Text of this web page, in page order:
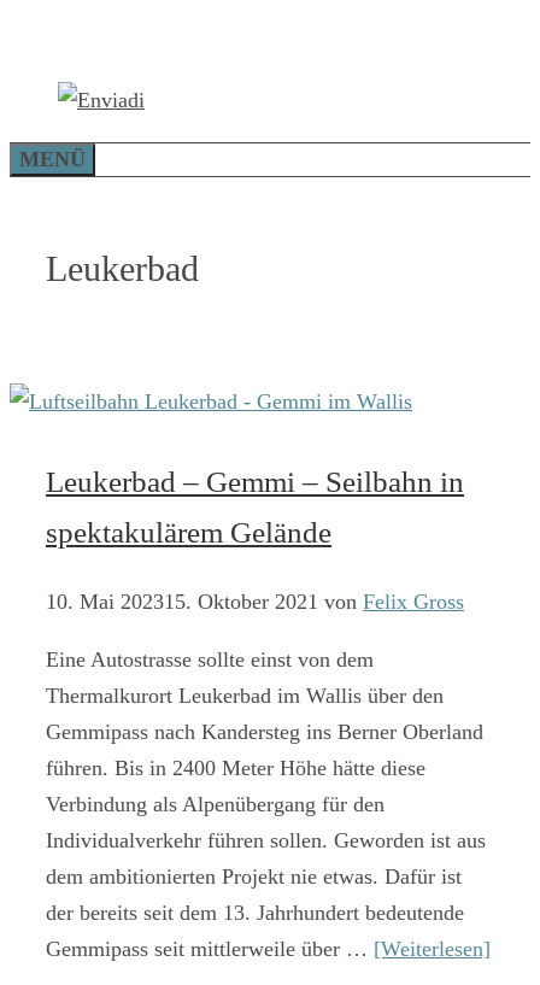
springen
MENÜ
Leukerbad
Leukerbad – Gemmi – Seilbahn in
spektakulärem Gelände
10. Mai 202315. Oktober 2021 von Felix Gross
Eine Autostrasse sollte einst von dem
Thermalkurort Leukerbad im Wallis über den
Gemmipass nach Kandersteg ins Berner Oberland
führen. Bis in 2400 Meter Höhe hätte diese
Verbindung als Alpenübergang für den
Individualverkehr führen sollen. Geworden ist aus
dem ambitionierten Projekt nie etwas. Dafür ist
der bereits seit dem 13. Jahrhundert bedeutende
Gemmipass seit mittlerweile über … [Weiterlesen]